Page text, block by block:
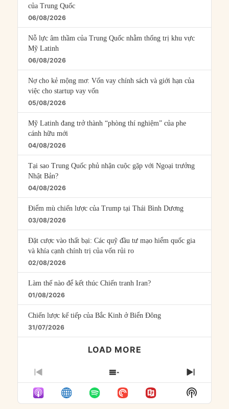
của Trung Quốc
06/08/2026
Nỗ lực âm thầm của Trung Quốc nhằm thống trị khu vực
Mỹ Latinh
06/08/2026
Nợ cho kẻ mộng mơ: Vốn vay chính sách và giới hạn của
việc cho startup vay vốn
05/08/2026
Mỹ Latinh đang trở thành “phòng thí nghiệm” của phe
cánh hữu mới
04/08/2026
Tại sao Trung Quốc phủ nhận cuộc gặp với Ngoại trưởng
Nhật Bản?
04/08/2026
Điểm mù chiến lược của Trump tại Thái Bình Dương
03/08/2026
Đặt cược vào thất bại: Các quỹ đầu tư mạo hiểm quốc gia
và khía cạnh chính trị của vốn rủi ro
02/08/2026
Làm thế nào để kết thúc Chiến tranh Iran?
01/08/2026
Chiến lược kế tiếp của Bắc Kinh ở Biển Đông
31/07/2026
LOAD MORE
PREVIOUS
EPISODE
SHOW
EPISODES
LIST
NEXT
Show
Podcast